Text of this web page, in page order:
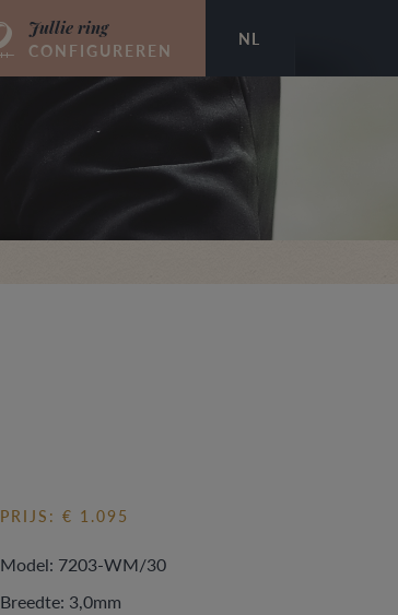
NL
Jullie ring
CONFIGUREREN
PRIJS: € 1.095
Model: 7203-WM/30
Breedte: 3,0mm